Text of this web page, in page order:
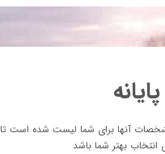
پایانه
آنها برای شما لیست شده است تا
انتخاب بهتر شما باشد